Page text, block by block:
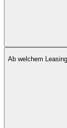
Ab welchem